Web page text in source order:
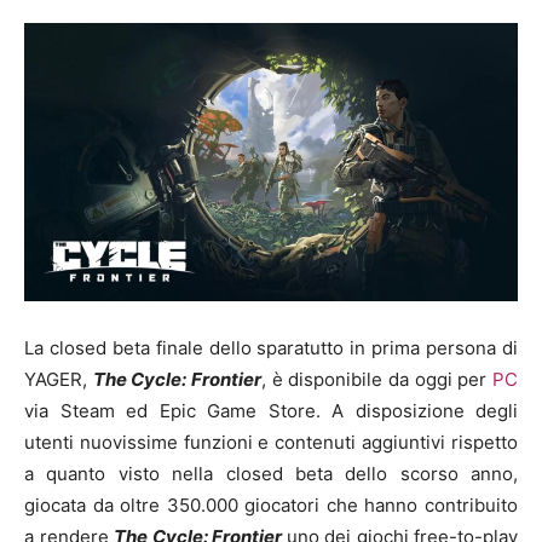
La closed beta finale dello sparatutto in prima persona di
YAGER, The Cycle: Frontier, è disponibile da oggi per PC
via Steam ed Epic Game Store. A disposizione degli
utenti nuovissime funzioni e contenuti aggiuntivi rispetto
a quanto visto nella closed beta dello scorso anno,
giocata da oltre 350.000 giocatori che hanno contribuito
a rendere The Cycle: Frontier uno dei giochi free-to-play